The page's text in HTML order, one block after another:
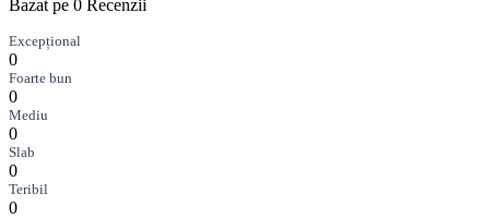
Bazat pe 0 Recenzii
Excepțional
0
Foarte bun
0
Mediu
0
Slab
0
Teribil
0